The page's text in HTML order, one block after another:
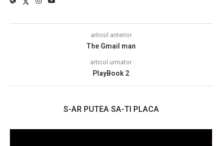
articol anterior
The Gmail man
articol urmator
PlayBook 2
S-AR PUTEA SA-TI PLACA